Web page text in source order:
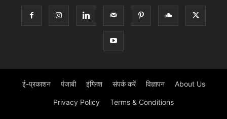
ई-प्रकाशन पंजाबी इंग्लिश संपर्क करें विज्ञापन About Us
Privacy Policy Terms & Conditions